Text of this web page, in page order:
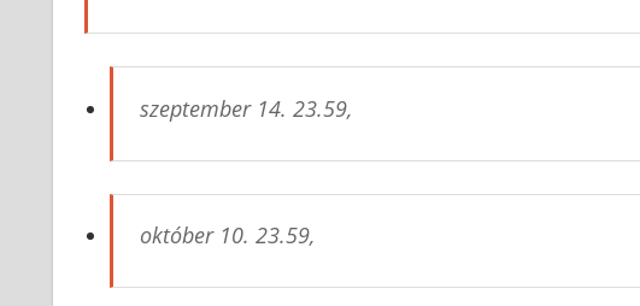
szeptember 14. 23.59,
október 10. 23.59,